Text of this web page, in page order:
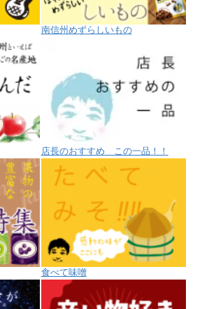
南信州めずらしいもの
店長のおすすめ この一品！！
食べて味噌